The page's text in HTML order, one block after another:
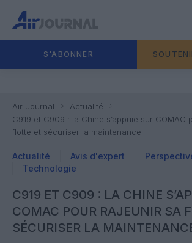
S'ABONNER
Air Journal
Actualité
C919 et C909 : la Chine s’appuie sur COMAC
flotte et sécuriser la maintenance
Actualité Avis d'expert
Technologie
C919 ET C909 : LA CHINE
COMAC POUR RAJEUNIR SA
SÉCURISER LA